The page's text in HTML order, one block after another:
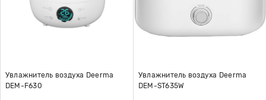
Увлажнитель воздуха Deerma
DEM-F630
Увлажнитель воздуха Deerma
DEM-ST635W